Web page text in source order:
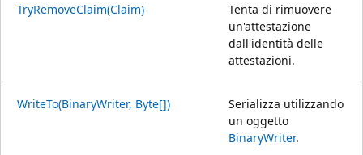
TryRemoveClaim(Claim)
Tenta di rimuovere
un'attestazione
dall'identità delle
attestazioni.
WriteTo(BinaryWriter, Byte[])
Serializza utilizzando
un oggetto
BinaryWriter.